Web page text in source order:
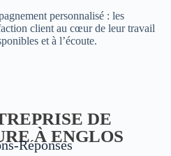
personnalisé : les
client au cœur de leur travail
et à l’écoute.
DE
À ENGLOS
Réponses